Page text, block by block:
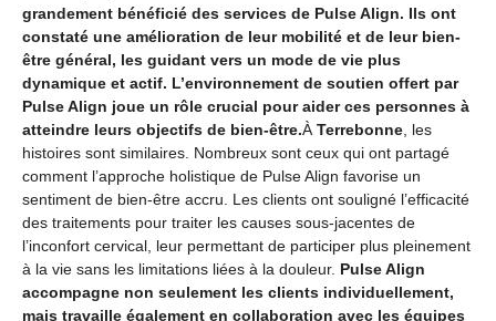
grandement bénéficié des services de Pulse Align. Ils ont
constaté une amélioration de leur mobilité et de leur bien-
être général, les guidant vers un mode de vie plus
dynamique et actif. L’environnement de soutien offert par
Pulse Align joue un rôle crucial pour aider ces personnes à
atteindre leurs objectifs de bien-être.À Terrebonne , les
histoires sont similaires. Nombreux sont ceux qui ont partagé
comment l’approche holistique de Pulse Align favorise un
sentiment de bien-être accru. Les clients ont souligné l’efficacité
des traitements pour traiter les causes sous-jacentes de
l’inconfort cervical, leur permettant de participer plus pleinement
à la vie sans les limitations liées à la douleur. Pulse Align
accompagne non seulement les clients individuellement,
mais travaille également en collaboration avec les équipes